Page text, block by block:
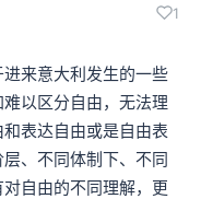
1
来意大利发生的一些
以区分自由，无法理
表达自由或是自由表
、不同体制下、不同
自由的不同理解，更